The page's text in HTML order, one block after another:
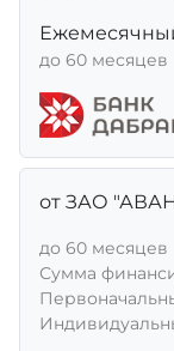
до 60 месяцев
от ЗАО
до 60 месяцев
Сумма